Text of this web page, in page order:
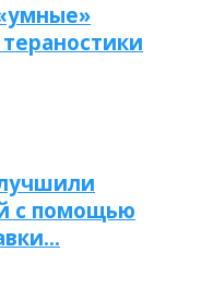
с помощью